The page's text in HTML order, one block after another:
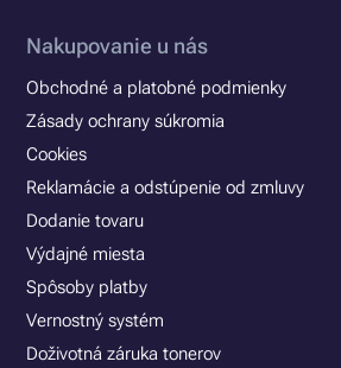
Nakupovanie u nás
Obchodné a platobné podmienky
Zásady ochrany súkromia
Cookies
Reklamácie a odstúpenie od zmluvy
Dodanie tovaru
Výdajné miesta
Spôsoby platby
Vernostný systém
Doživotná záruka tonerov